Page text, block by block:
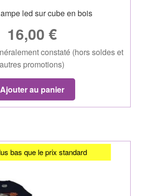
led sur cube en bois
16,00 €
constaté (hors soldes et
autres promotions)
Ajouter au panier
bas que le prix standard